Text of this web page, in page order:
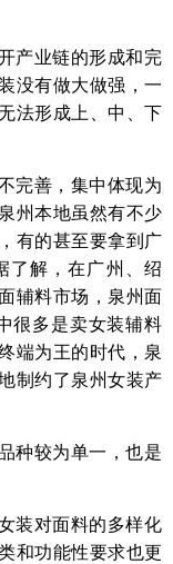
产业链的形成和完
没有做大做强，一
法形成上、中、下
完善，集中体现为
州本地虽然有不少
有的甚至要拿到广
了解，在广州、绍
辅料市场，泉州面
很多是卖女装辅料
端为王的时代，泉
制约了泉州女装产
种较为单一，也是
装对面料的多样化
和功能性要求也更